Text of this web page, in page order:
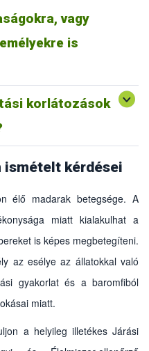
vagy
is
tartott madárra
jellegű rendezvény
korlátozások
állategészségügyi
ismételt kérdései
élő madarak betegsége. A
miatt kialakulhat a
is képes megbetegíteni.
az esélye az állatokkal való
gyakorlat és a baromfiból
miatt.
a helyileg illetékes Járási